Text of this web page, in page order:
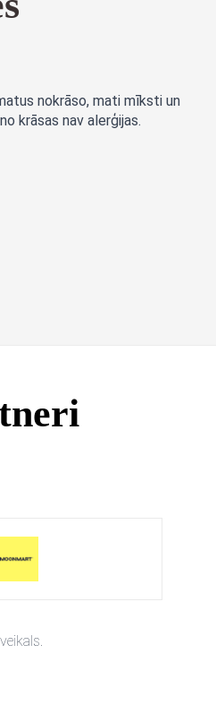
nokrāso, mati mīksti un
krāsas nav alerģijas.